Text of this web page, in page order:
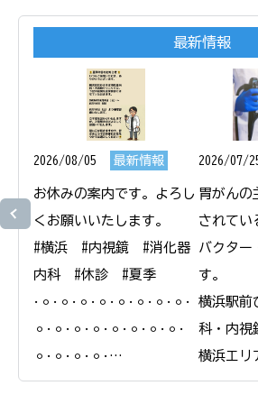
最新情報
2026/08/05 最新情報
お休みの案内です。よろし
くお願いいたします。
#横浜　#内視鏡　#消化器
内科　#休診　#夏季
𐄁𐄙𐄁𐄙𐄁𐄙𐄁𐄙𐄁𐄙𐄁𐄙𐄁𐄙𐄁𐄙𐄁
𐄙𐄁𐄙𐄁𐄙𐄁𐄙𐄁𐄙𐄁𐄙𐄁𐄙𐄁𐄙𐄁
𐄙𐄁𐄙𐄁𐄙𐄁𐄙𐄁
横浜駅前ひさゆき消化器内
2026/07/
胃がんの
されてい
バクター
す。
横浜駅前
科・内視
横浜エリ
合わせた